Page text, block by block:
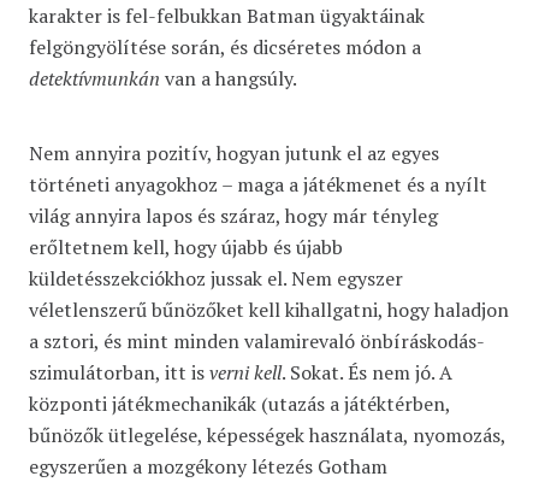
karakter is fel-felbukkan Batman ügyaktáinak
felgöngyölítése során, és dicséretes módon a
detektívmunkán van a hangsúly.
Nem annyira pozitív, hogyan jutunk el az egyes
történeti anyagokhoz – maga a játékmenet és a nyílt
világ annyira lapos és száraz, hogy már tényleg
erőltetnem kell, hogy újabb és újabb
küldetésszekciókhoz jussak el. Nem egyszer
véletlenszerű bűnözőket kell kihallgatni, hogy haladjon
a sztori, és mint minden valamirevaló önbíráskodás-
szimulátorban, itt isverni kell. Sokat. És nem jó. A
központi játékmechanikák (utazás a játéktérben,
bűnözők ütlegelése, képességek használata, nyomozás,
egyszerűen a mozgékony létezés Gotham